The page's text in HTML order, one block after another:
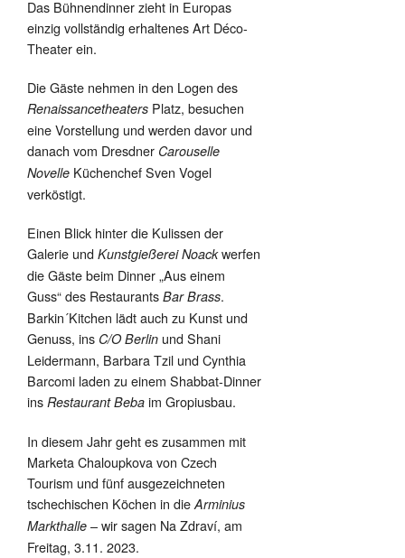
Das Bühnendinner zieht in Europas
einzig vollständig erhaltenes Art Déco-
Theater ein.
Die Gäste nehmen in den Logen des
Renaissancetheaters Platz, besuchen
eine Vorstellung und werden davor und
danach vom Dresdner Carouselle
Novelle Küchenchef Sven Vogel
verköstigt.
Einen Blick hinter die Kulissen der
Galerie und Kunstgießerei Noackwerfen
die Gäste beim Dinner „Aus einem
Guss“ des Restaurants Bar Brass.
Barkin´Kitchen lädt auch zu Kunst und
Genuss, ins C/O Berlin und Shani
Leidermann, Barbara Tzil und Cynthia
Barcomi laden zu einem Shabbat-Dinner
ins Restaurant Beba im Gropiusbau.
In diesem Jahr geht es zusammen mit
Marketa Chaloupkova von Czech
Tourism und fünf ausgezeichneten
tschechischen Köchen in die Arminius
Markthalle – wir sagen Na Zdraví, am
Freitag, 3.11. 2023.